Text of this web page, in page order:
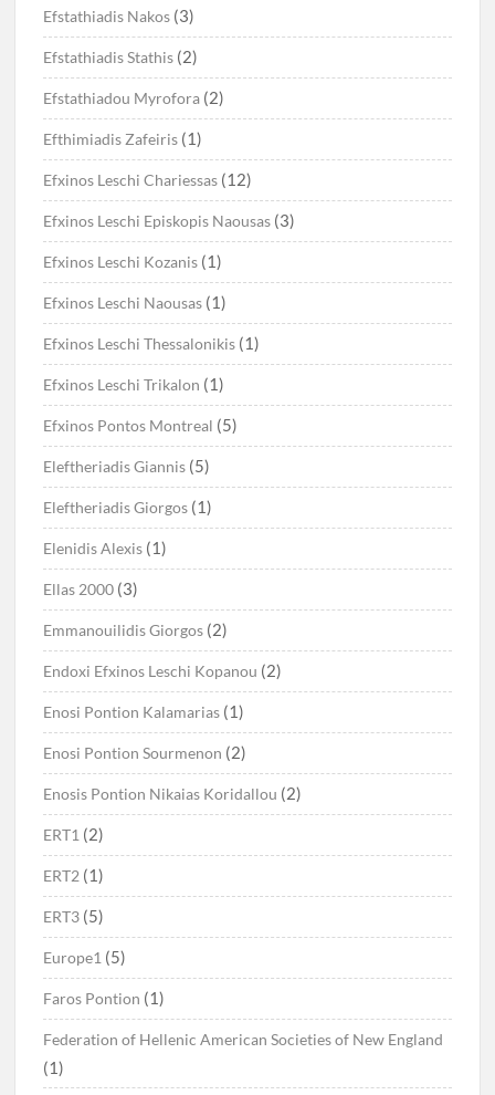
Efstathiadis Nakos (3)
Efstathiadis Stathis (2)
Efstathiadou Myrofora (2)
Efthimiadis Zafeiris (1)
Efxinos Leschi Chariessas (12)
Efxinos Leschi Episkopis Naousas (3)
Efxinos Leschi Kozanis (1)
Efxinos Leschi Naousas (1)
Efxinos Leschi Thessalonikis (1)
Efxinos Leschi Trikalon (1)
Efxinos Pontos Montreal (5)
Eleftheriadis Giannis (5)
Eleftheriadis Giorgos (1)
Elenidis Alexis (1)
Ellas 2000 (3)
Emmanouilidis Giorgos (2)
Endoxi Efxinos Leschi Kopanou (2)
Enosi Pontion Kalamarias (1)
Enosi Pontion Sourmenon (2)
Enosis Pontion Nikaias Koridallou (2)
ERT1 (2)
ERT2 (1)
ERT3 (5)
Europe1 (5)
Faros Pontion (1)
Federation of Hellenic American Societies of New England
(1)